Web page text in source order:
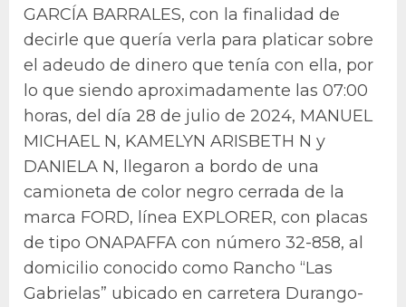
GARCÍA BARRALES, con la finalidad de
decirle que quería verla para platicar sobre
el adeudo de dinero que tenía con ella, por
lo que siendo aproximadamente las 07:00
horas, del día 28 de julio de 2024, MANUEL
MICHAEL N, KAMELYN ARISBETH N y
DANIELA N, llegaron a bordo de una
camioneta de color negro cerrada de la
marca FORD, línea EXPLORER, con placas
de tipo ONAPAFFA con número 32-858, al
domicilio conocido como Rancho “Las
Gabrielas” ubicado en carretera Durango-